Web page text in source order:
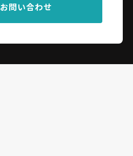
お問い合わせ